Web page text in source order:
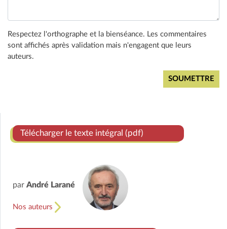
Respectez l'orthographe et la bienséance. Les commentaires
sont affichés après validation mais n'engagent que leurs
auteurs.
Télécharger le texte intégral (pdf)
par André Larané
Nos auteurs